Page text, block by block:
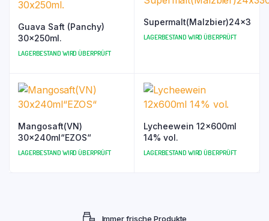
Guava Saft (Panchy)
30x250ml.
LAGERBESTAND WIRD ÜBERPRÜFT
LAGERBESTAND WIRD ÜBERPRÜFT
Mangosaft(VN)
30x240ml“EZOS“
LAGERBESTAND WIRD ÜBERPRÜFT
Lycheewein 12x600ml
14% vol.
LAGERBESTAND WIRD ÜBERPRÜFT
Immer frische Produkte